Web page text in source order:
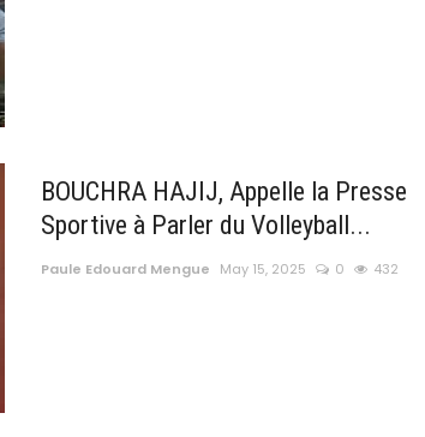
BOUCHRA HAJIJ, Appelle la Presse
Sportive à Parler du Volleyball...
Paule Edouard Mengue May 15, 2025 0 432